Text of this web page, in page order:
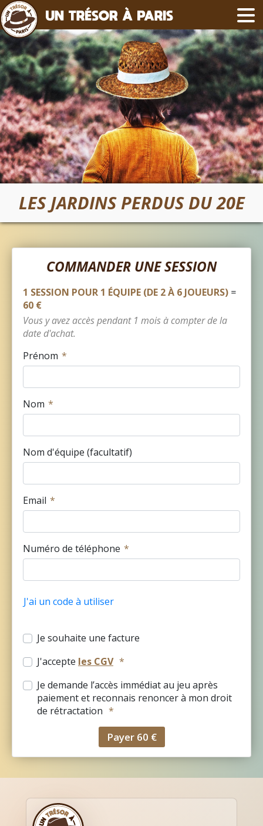
LES JARDINS PERDUS DU 20E
COMMANDER UNE SESSION
1 SESSION POUR 1 ÉQUIPE (DE 2 À 6 JOUEURS) =
60 €
Vous y avez accès pendant 1 mois à compter de la
date d'achat.
Prénom
Nom
Nom d'équipe (facultatif)
Email
Numéro de téléphone
J'ai un code à utiliser
Je souhaite une facture
J'accepte les CGV
Je demande l’accès immédiat au jeu après
paiement et reconnais renoncer à mon droit
de rétractation
Payer 60 €